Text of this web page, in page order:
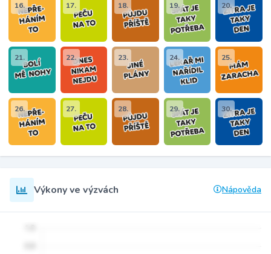
16. 17. 18. 19. 20.
21. 22. 23. 24. 25.
26. 27. 28. 29. 30.
Výkony ve výzvách Nápověda